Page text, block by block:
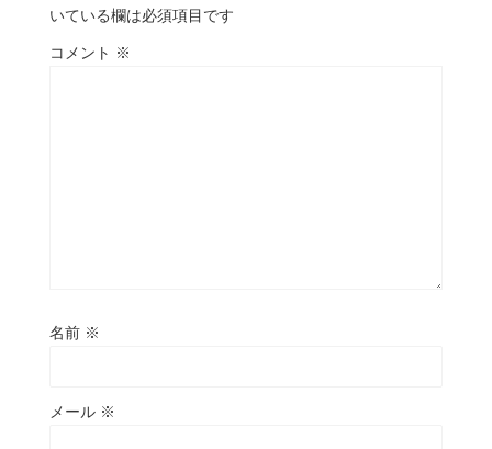
いている欄は必須項目です
コメント ※
名前 ※
メール ※